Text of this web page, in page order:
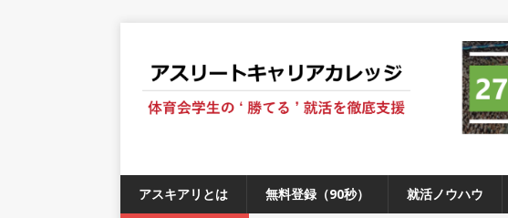
アスキアリとは 無料登録（90秒） 就活ノウハウ